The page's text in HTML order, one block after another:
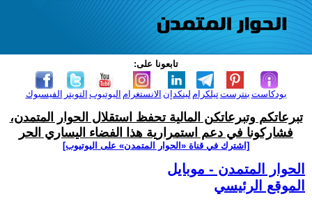
تابعونا على:
الفيسبوك التويتر اليوتيوب الانستغرام لينكدإن تيلكرامبنترست بودكاست
تبرعاتكم وتبرعاتكن المالية تحفظ استقلال الحوار المتمدن،
فشاركونا في دعم استمرارية هذا الفضاء اليساري الحر
[اشترك في قناة ‫«الحوار المتمدن» على اليوتيوب]
الحوار المتمدن - موبايل
الموقع الرئيسي